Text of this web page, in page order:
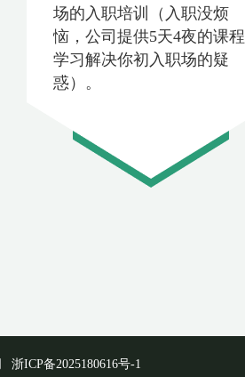
场的入职培训（入职没烦
恼，公司提供5天4夜的课程
学习解决你初入职场的疑
惑）。
浙ICP备2025180616号-1